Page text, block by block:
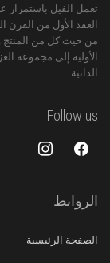
تعمل الفيل باستمرار
العقد الأول من القرن
من حيث كل من المنتج
الأولية إلى مجموعة
الذاتية.
Follow us
facebook
instagram
الروابط
الصفحة الرئيسية